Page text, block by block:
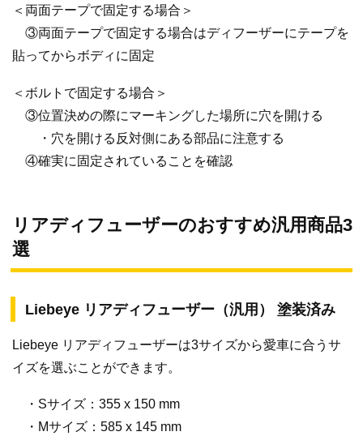
＜両面テープで固定する場合＞
③両面テープで固定する場合はディフーザーにテープを
貼ってからボディに固定
＜ボルトで固定する場合＞
③位置決めの際にマーキングした場所に穴を開ける
・穴を開ける反対側にある部品に注意する
④確実に固定されていることを確認
リアディフューザーのおすすめ汎用商品3
選
Liebeye リアディフューザー（汎用） 塗装済み
Liebeye リアディフューザーは3サイズから愛車に合うサ
イズを選ぶことができます。
・Sサイズ：355 x 150 mm
・Mサイズ：585 x 145 mm